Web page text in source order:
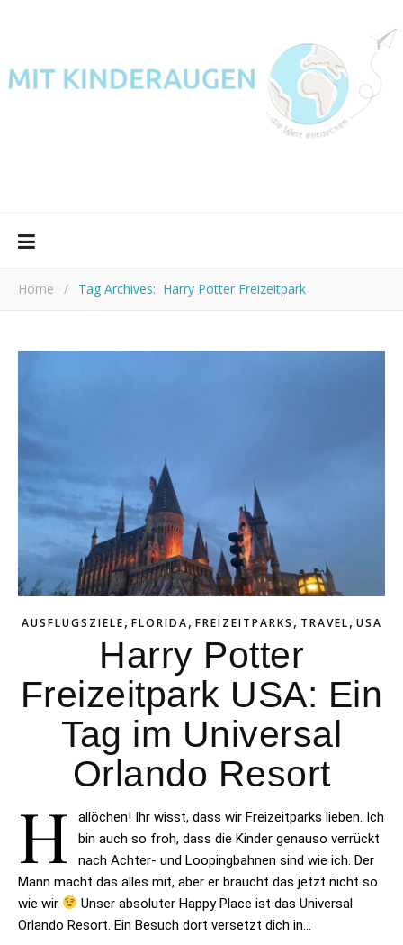
Home / Tag Archives: Harry Potter Freizeitpark
AUSFLUGSZIELE, FLORIDA, FREIZEITPARKS , TRAVEL, USA
Harry Potter
Freizeitpark USA: Ein
Tag im Universal
Orlando Resort
H
allöchen! Ihr wisst, dass wir Freizeitparks lieben. Ich
bin auch so froh, dass die Kinder genauso verrückt
nach Achter- und Loopingbahnen sind wie ich. Der
Mann macht das alles mit, aber er braucht das jetzt nicht so
wie wir
Unser absoluter Happy Place ist das Universal
Orlando Resort. Ein Besuch dort versetzt dich in…